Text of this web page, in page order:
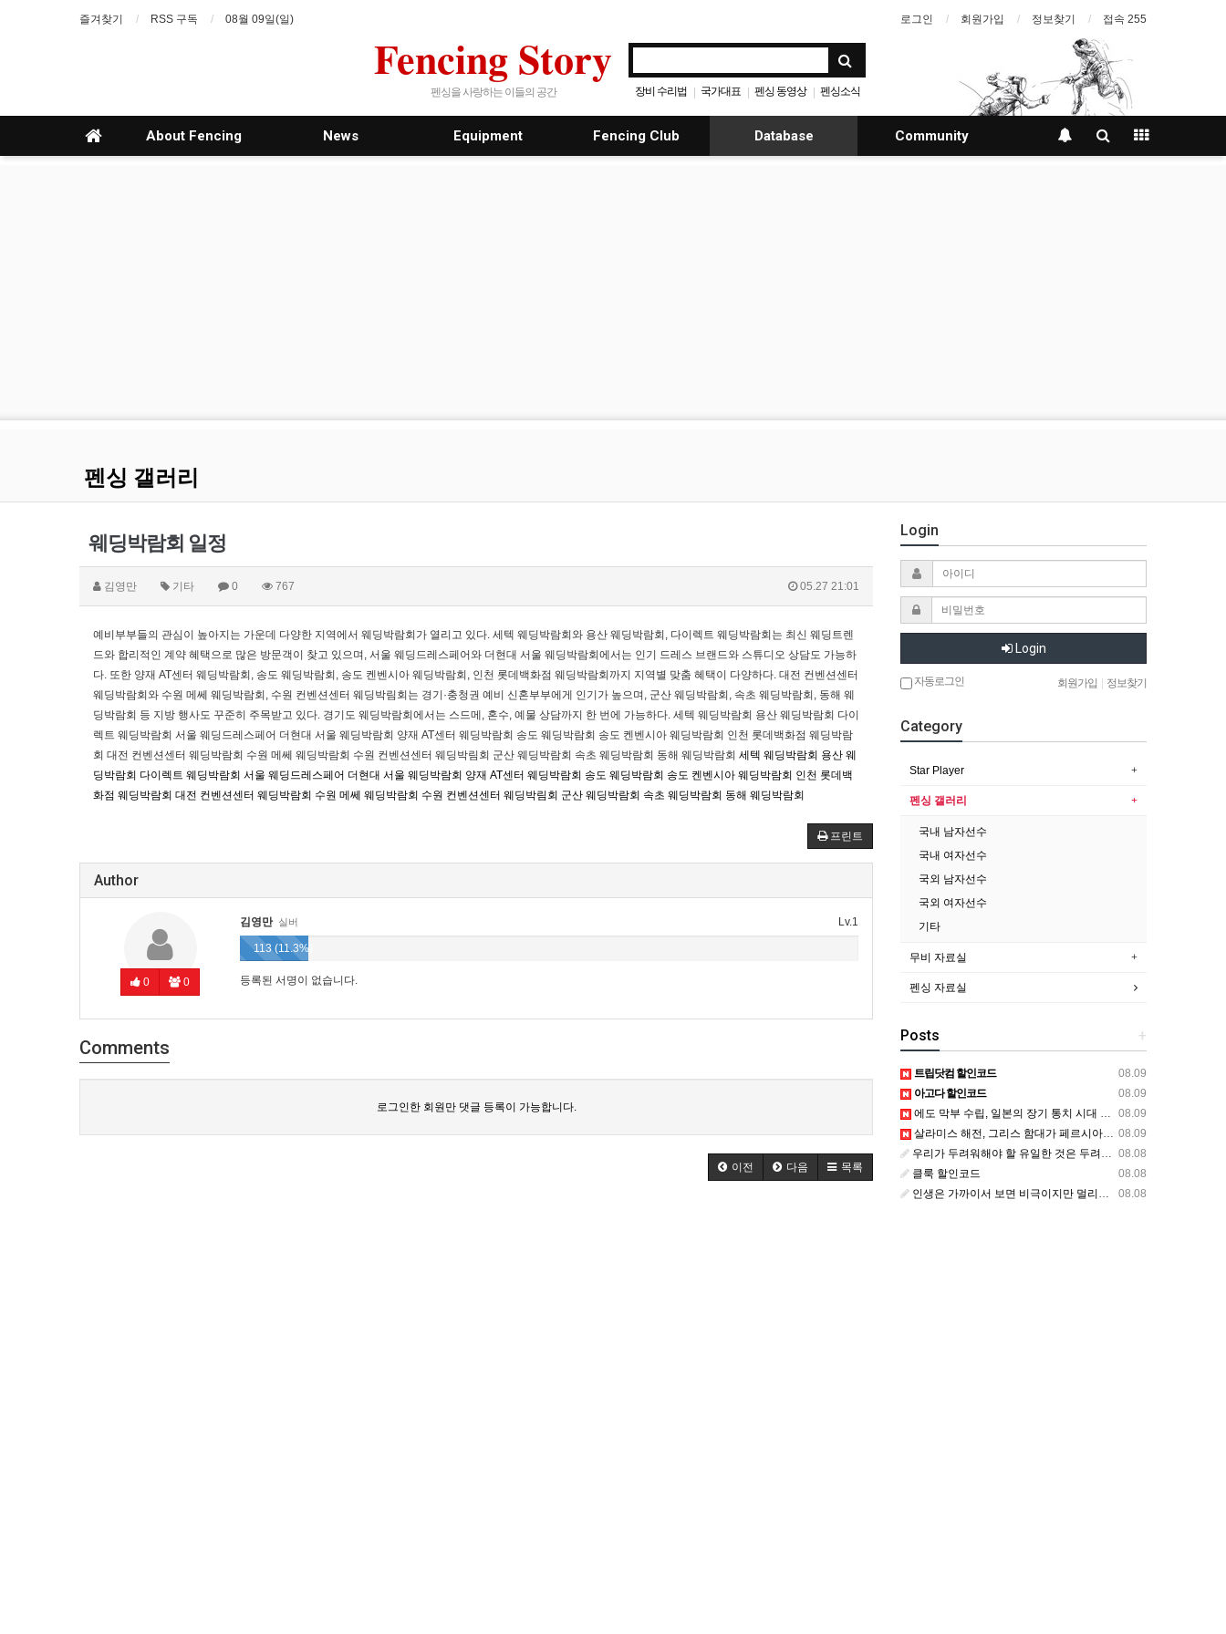
즐겨찾기 RSS 구독 08월 09일(일) 로그인 회원가입 정보찾기 접속 255
Fencing Story
펜싱을 사랑하는 이들의 공간 장비 수리법 | 국가대표 | 펜싱 동영상 | 펜싱소식
About Fencing News Equipment Fencing Club Database Community
펜싱 갤러리
웨딩박람회 일정
김영만 기타 0 767 05.27 21:01
예비부부들의 관심이 높아지는 가운데 다양한 지역에서 웨딩박람회가 열리고 있다. 세텍 웨딩박람회와 용산 웨딩박람회, 다이렉트 웨딩박람회는 최신 웨딩트렌
드와 합리적인 계약 혜택으로 많은 방문객이 찾고 있으며, 서울 웨딩드레스페어와 더현대 서울 웨딩박람회에서는 인기 드레스 브랜드와 스튜디오 상담도 가능하
다. 또한 양재 AT센터 웨딩박람회, 송도 웨딩박람회, 송도 켄벤시아 웨딩박람회, 인천 롯데백화점 웨딩박람회까지 지역별 맞춤 혜택이 다양하다. 대전 컨벤션센터
웨딩박람회와 수원 메쎄 웨딩박람회, 수원 컨벤션센터 웨딩박림회는 경기·충청권 예비 신혼부부에게 인기가 높으며, 군산 웨딩박람회, 속초 웨딩박람회, 동해 웨
딩박람회 등 지방 행사도 꾸준히 주목받고 있다. 경기도 웨딩박람회에서는 스드메, 혼수, 예물 상담까지 한 번에 가능하다. 세텍 웨딩박람회 용산 웨딩박람회 다이
렉트 웨딩박람회 서울 웨딩드레스페어 더현대 서울 웨딩박람회 양재 AT센터 웨딩박람회 송도 웨딩박람회 송도 켄벤시아 웨딩박람회 인천 롯데백화점 웨딩박람
회 대전 컨벤션센터 웨딩박람회 수원 메쎄 웨딩박람회 수원 컨벤션센터 웨딩박림회 군산 웨딩박람회 속초 웨딩박람회 동해 웨딩박람회 세텍 웨딩박람회 용산 웨
딩박람회 다이렉트 웨딩박람회 서울 웨딩드레스페어 더현대 서울 웨딩박람회 양재 AT센터 웨딩박람회 송도 웨딩박람회 송도 켄벤시아 웨딩박람회 인천 롯데백
화점 웨딩박람회 대전 컨벤션센터 웨딩박람회 수원 메쎄 웨딩박람회 수원 컨벤션센터 웨딩박림회 군산 웨딩박람회 속초 웨딩박람회 동해 웨딩박람회
프린트
Author
0 0
Lv.1
김영만 실버
113 (11.3%)
등록된 서명이 없습니다.
Comments
로그인한 회원만 댓글 등록이 가능합니다.
이전 다음 목록
Login
Login
자동로그인 회원가입 정보찾기
Category
Star Player
펜싱 갤러리
국내 남자선수
국내 여자선수
국외 남자선수
국외 여자선수
기타
무비 자료실
펜싱 자료실
+
Posts
08.09
트립닷컴 할인코드
08.09
아고다 할인코드
08.09
에도 막부 수립, 일본의 장기 통치 시대 시작
08.09
살라미스 해전, 그리스 함대가 페르시아의 진격을 막다
08.08
우리가 두려워해야 할 유일한 것은 두려움 그 자체다
08.08
클룩 할인코드
08.08
인생은 가까이서 보면 비극이지만 멀리서 보면 희극이다